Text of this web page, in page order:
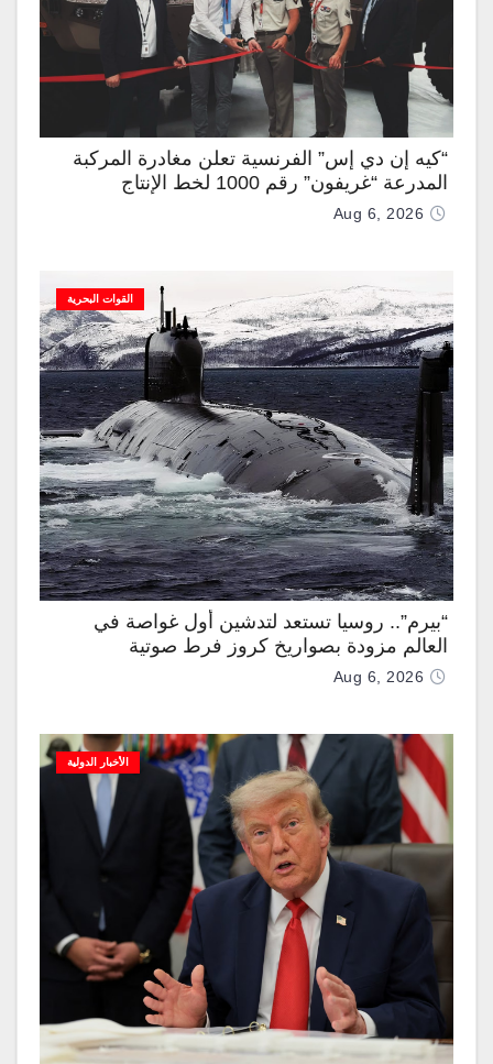
“كيه إن دي إس” الفرنسية تعلن مغادرة المركبة
المدرعة “غريفون” رقم 1000 لخط الإنتاج
Aug 6, 2026
القوات البحرية
“بيرم”.. روسيا تستعد لتدشين أول غواصة في
العالم مزودة بصواريخ كروز فرط صوتية
Aug 6, 2026
الأخبار الدولية